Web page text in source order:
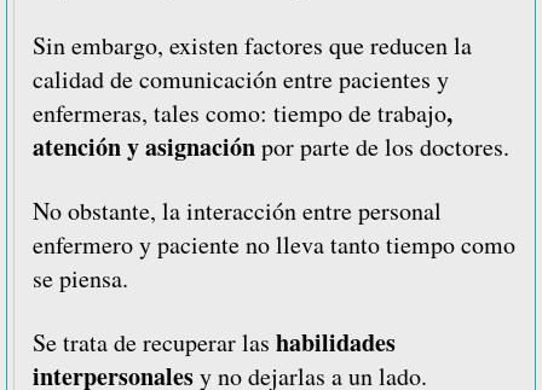
Sin embargo, existen factores que reducen la
calidad de comunicación entre pacientes y
enfermeras, tales como: tiempo de trabajo,
atención y asignaciónpor parte de los doctores.
No obstante, la interacción entre personal
enfermero y paciente no lleva tanto tiempo como
se piensa.
Se trata de recuperar las habilidades
interpersonalesy no dejarlas a un lado.